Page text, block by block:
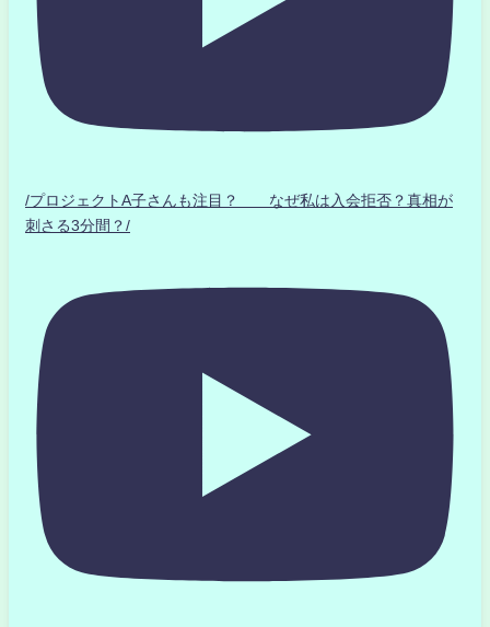
/プロジェクトA子さんも注目？ なぜ私は入会拒否？真相が
刺さる3分間？/